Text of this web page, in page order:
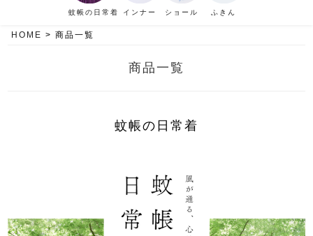
蚊帳の日常着 インナー ショール ふきん
HOME 商品一覧
商品一覧
蚊帳の日常着